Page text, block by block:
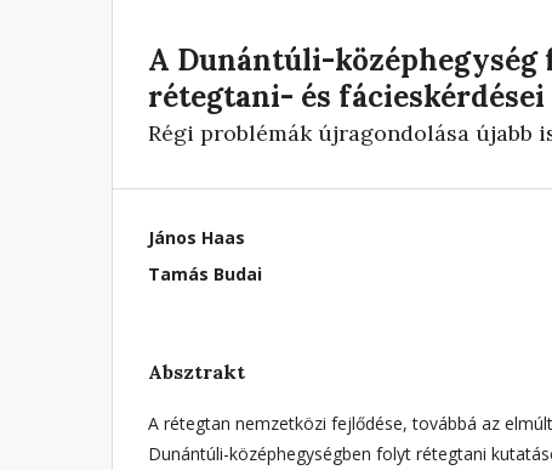
A Dunántúli-
rétegtani- és fácieskérdései
Régi problémák újragondolása újabb
János Haas
Tamás Budai
Absztrakt
A rétegtan nemzetközi fejlődése, továbbá az
Dunántúli-középhegységben folyt rétegtani